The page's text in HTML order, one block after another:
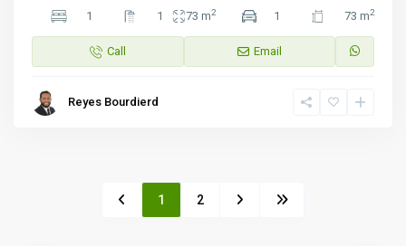
1
1 73 m2 1 73 m2
Call Email
Reyes Bourdierd
1 2